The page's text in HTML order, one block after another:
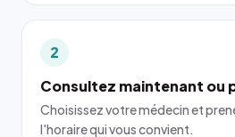
2
Consultez maintenant ou
Choisissez votre médecin et
l'horaire qui vous convient.